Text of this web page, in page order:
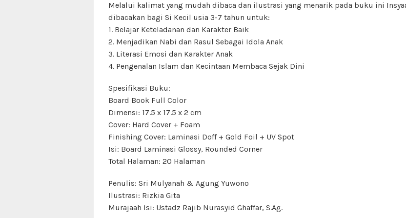
Melalui kalimat yang mudah dibaca dan ilustrasi yang menarik pada buku ini
dibacakan bagi Si Kecil usia 3-7 tahun untuk:
1. Belajar Keteladanan dan Karakter Baik
2. Menjadikan Nabi dan Rasul Sebagai Idola Anak
3. Literasi Emosi dan Karakter Anak
4. Pengenalan Islam dan Kecintaan Membaca Sejak Dini
Spesifikasi Buku:
Board Book Full Color
Dimensi: 17.5 x 17.5 x 2 cm
Cover: Hard Cover + Foam
Finishing Cover: Laminasi Doff + Gold Foil + UV Spot
Isi: Board Laminasi Glossy, Rounded Corner
Total Halaman: 20 Halaman
Penulis: Sri Mulyanah & Agung Yuwono
Ilustrasi: Rizkia Gita
Murajaah Isi: Ustadz Rajib Nurasyid Ghaffar, S.Ag.